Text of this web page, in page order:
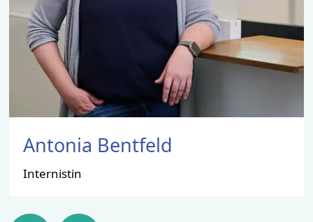
Antonia Bentfeld
Internistin